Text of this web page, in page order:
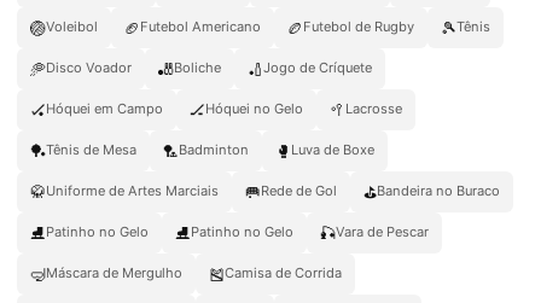
🏐Voleibol 🏈 Futebol Americano 🏉 Futebol de Rugby 🎾Tênis
🥏Disco Voador 🎳Boliche 🏏Jogo de Críquete
🏑Hóquei em Campo 🏒Hóquei no Gelo 🥍 Lacrosse
🏓Tênis de Mesa 🏸Badminton 🥊 Luva de Boxe
🥋Uniforme de Artes Marciais 🥅Rede de Gol ⛳Bandeira no Buraco
⛸️Patinho no Gelo ⛸Patinho no Gelo 🎣Vara de Pescar
🤿Máscara de Mergulho 🎽Camisa de Corrida